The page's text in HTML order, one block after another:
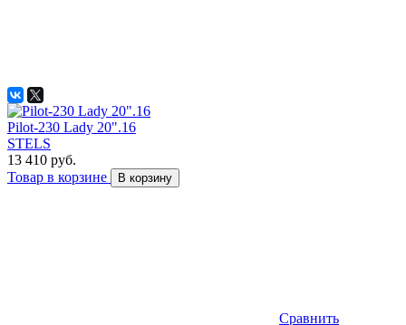
Pilot-230 Lady 20".16
STELS
13 410 руб.
Товар в корзине
В корзину
Сравнить